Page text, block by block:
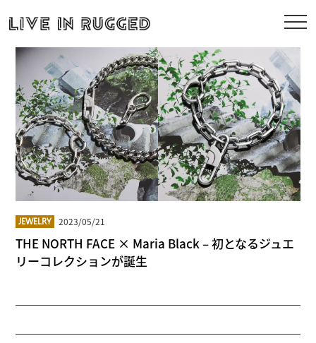
JEWELRY 2023/05/21
THE NORTH FACE × Maria Black – 初となるジュエ
リーコレクションが誕生